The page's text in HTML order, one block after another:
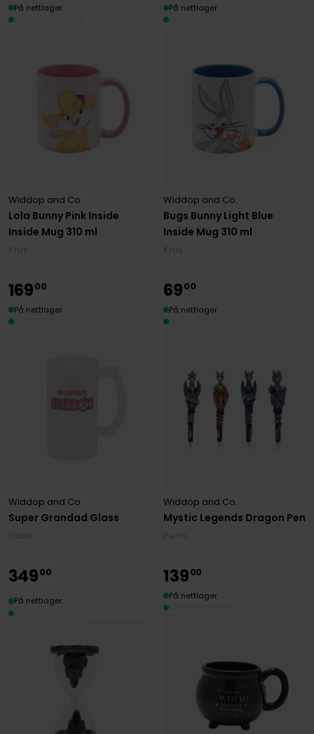
Lola Bunny Pink Inside
Inside Mug 310 ml
Widdop and Co.
På nettlager
Bugs Bunny Light Blue
Inside Mug 310 ml
Widdop and Co.
På nettlager
Super Grandad Glass
Widdop and Co.
16900
På nettlager
Mystic Legends Dragon Pen
Widdop and Co.
6900
På nettlager
34900
På nettlager
13900
På nettlager